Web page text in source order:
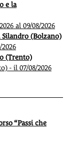
e la
al 09/08/2026
(Bolzano)
(Trento)
- il 07/08/2026
“Passi che